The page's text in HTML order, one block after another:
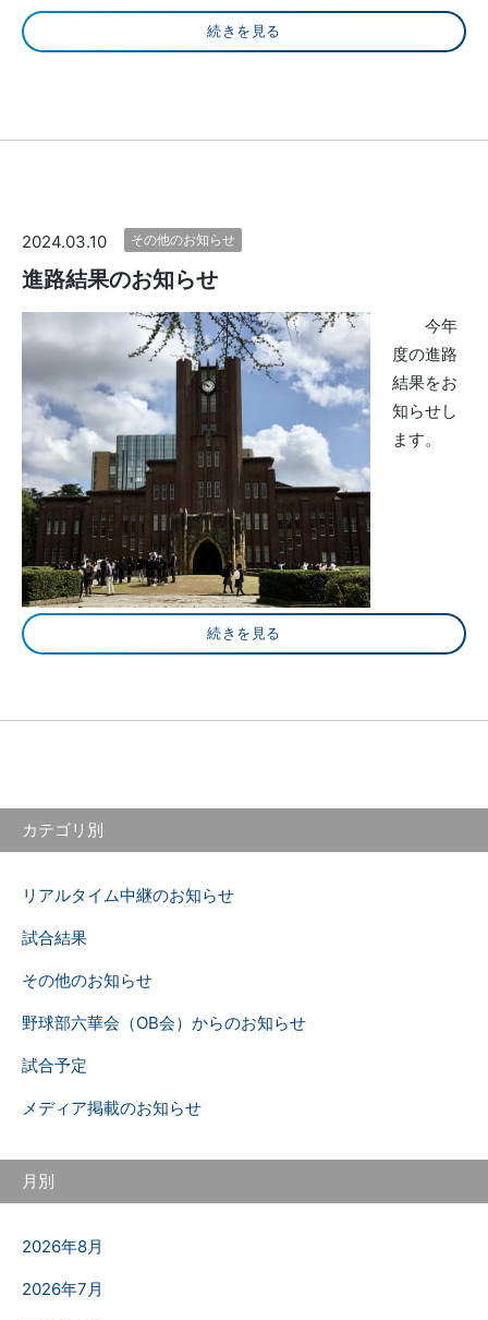
続きを見る
2024.03.10 その他のお知らせ
進路結果のお知らせ
今年
度の進路
結果をお
知らせし
ます。
続きを見る
カテゴリ別
リアルタイム中継のお知らせ
試合結果
その他のお知らせ
野球部六華会（OB会）からのお知らせ
試合予定
メディア掲載のお知らせ
月別
2026年8月
2026年7月